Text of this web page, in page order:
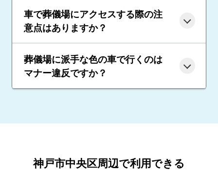
車で葬儀場にアクセスする際の注
意点はありますか？
葬儀場に派手な色の車で行くのは
マナー違反ですか？
神戸市中央区周辺で利用できる